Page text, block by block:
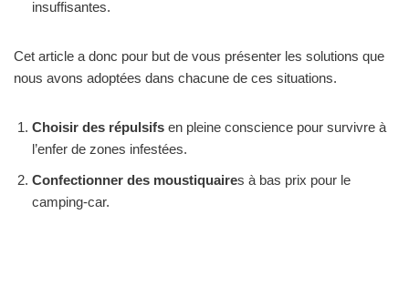
insuffisantes.
Cet article a donc pour but de vous présenter les solutions que
nous avons adoptées dans chacune de ces situations.
Choisir des répulsifs en pleine conscience pour survivre à
l’enfer de zones infestées.
Confectionner des moustiquaires à bas prix pour le
camping-car.